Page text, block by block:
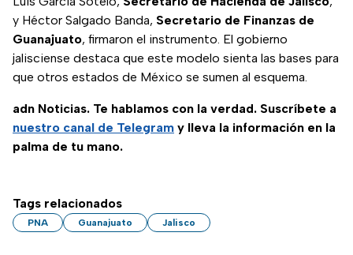
y Héctor Salgado Banda, Secretario de Finanzas de
Guanajuato, firmaron el instrumento. El gobierno
jalisciense destaca que este modelo sienta las bases para
que otros estados de México se sumen al esquema.
adn Noticias. Te hablamos con la verdad. Suscríbete a
nuestro canal de Telegram y lleva la información en la
palma de tu mano.
Tags relacionados
PNA Guanajuato Jalisco